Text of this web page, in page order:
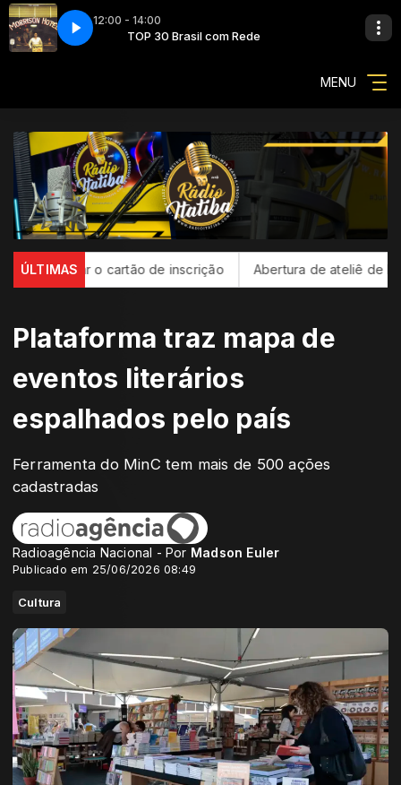
12:00 - 14:00
TOP 30 Brasil com Rede
The Doors - Roadhouse Blues
Vibe Total com Rede
MENU
ÚLTIMAS
o cartão de inscrição Abertura de ateliê de Francisco
Plataforma traz mapa de
eventos literários
espalhados pelo país
Ferramenta do MinC tem mais de 500 ações
cadastradas
Radioagência Nacional - Por Madson Euler
Publicado em 25/06/2026 08:49
Cultura